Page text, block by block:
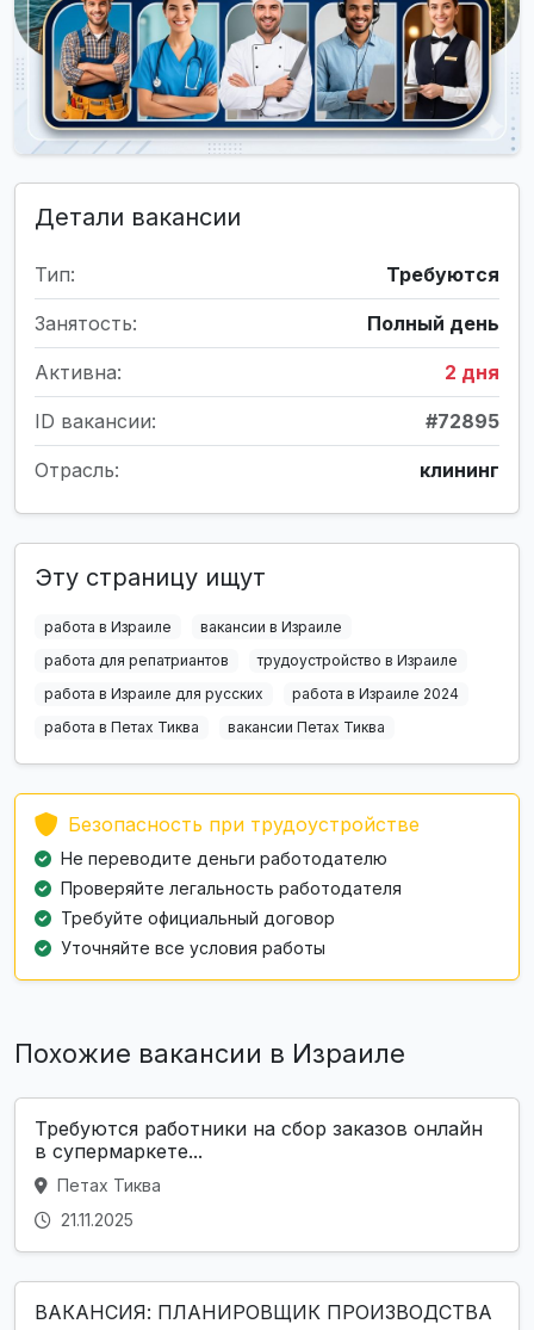
Детали вакансии
Тип: Требуются
Занятость: Полный день
Активна: 2 дня
ID вакансии: #72895
Отрасль: клининг
Эту страницу ищут
работа в Израиле
вакансии в Израиле
работа для репатриантов
трудоустройство в Израиле
работа в Израиле для русских
работа в Израиле 2024
работа в Петах Тиква
вакансии Петах Тиква
Безопасность при трудоустройстве
Не переводите деньги работодателю
Проверяйте легальность работодателя
Требуйте официальный договор
Уточняйте все условия работы
Похожие вакансии в Израиле
Требуются работники на сбор заказов онлайн
в супермаркете...
Петах Тиква
21.11.2025
ВАКАНСИЯ: ПЛАНИРОВЩИК ПРОИЗВОДСТВА